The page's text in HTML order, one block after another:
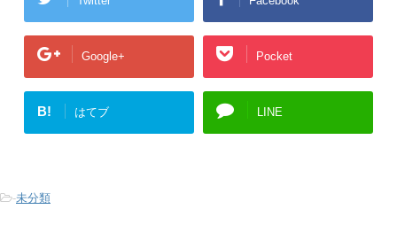
Google+ Pocket
B! はてブ LINE
-未分類